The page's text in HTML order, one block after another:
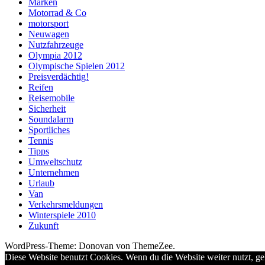
Marken
Motorrad & Co
motorsport
Neuwagen
Nutzfahrzeuge
Olympia 2012
Olympische Spielen 2012
Preisverdächtig!
Reifen
Reisemobile
Sicherheit
Soundalarm
Sportliches
Tennis
Tipps
Umweltschutz
Unternehmen
Urlaub
Van
Verkehrsmeldungen
Winterspiele 2010
Zukunft
WordPress-Theme: Donovan von ThemeZee.
Diese Website benutzt Cookies. Wenn du die Website weiter nutzt,